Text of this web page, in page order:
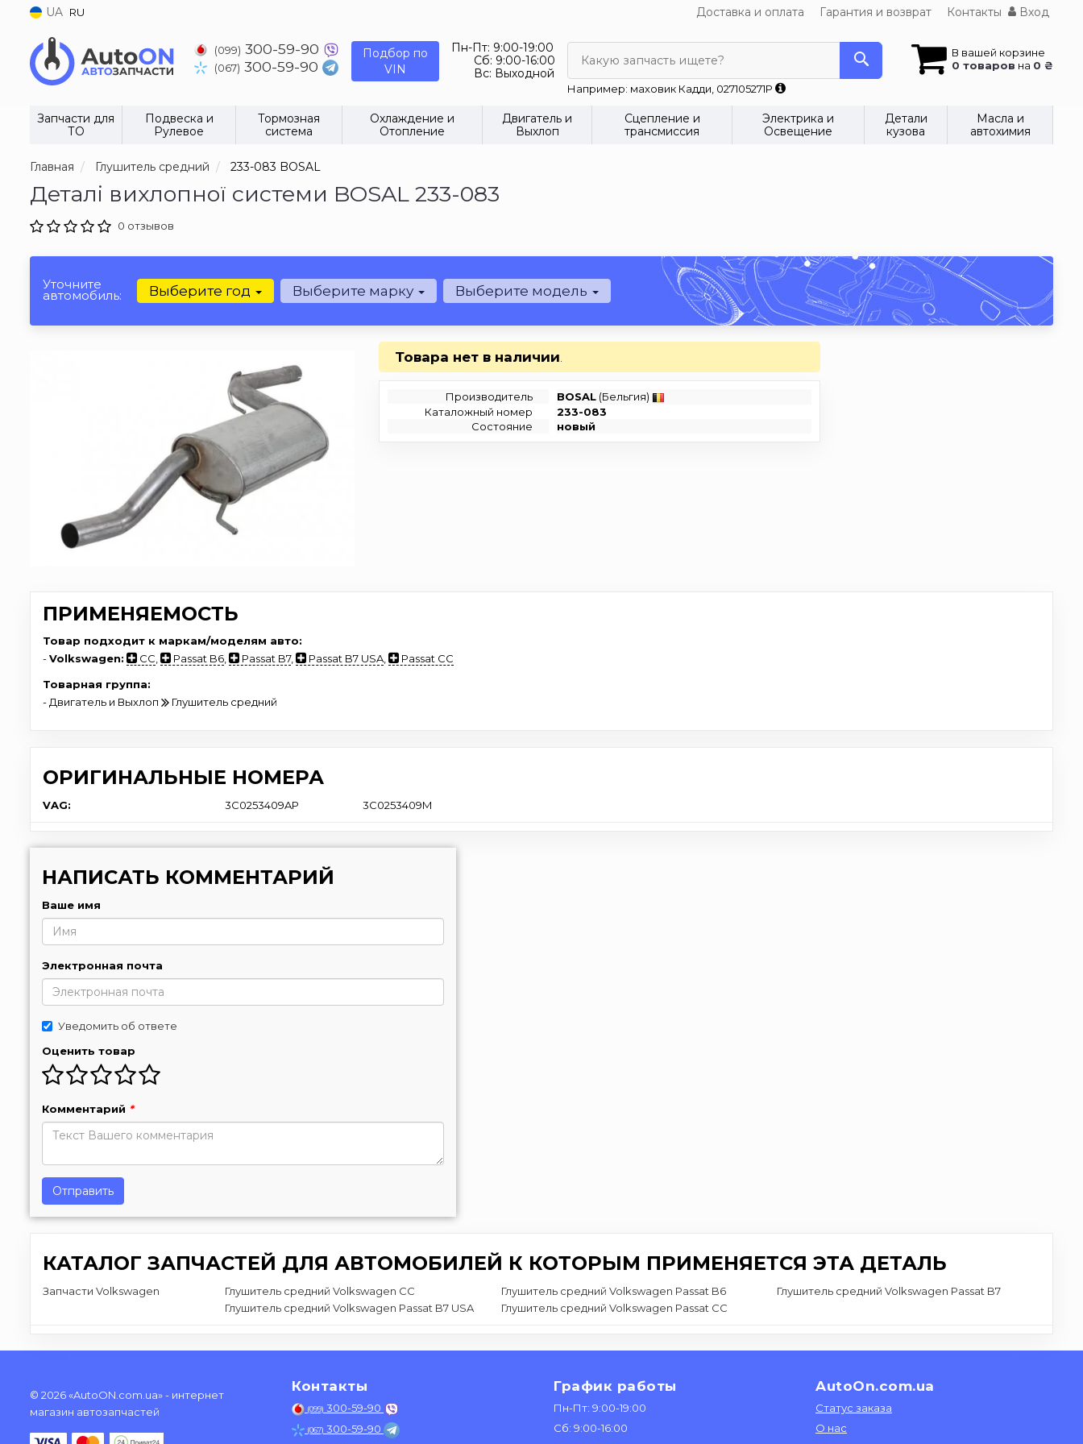
UA RU Доставка и оплата Гарантия и возврат Контакты Вход
(099) 300-59-90
(067) 300-59-90
Подбор по
VIN
Пн-Пт: 9:00-19:00
Сб: 9:00-16:00
Вс: Выходной
В вашей корзине
0 товаров на 0 ₴
Какую запчасть ищете?
Например: маховик Кадди, 027105271P
Запчасти для
ТО
Подвеска и
Рулевое
Тормозная
система
Охлаждение и
Отопление
Двигатель и
Выхлоп
Сцепление и
трансмиссия
Электрика и
Освещение
Детали
кузова
Масла и
автохимия
Главная Глушитель средний 233-083 BOSAL
Деталі вихлопної системи BOSAL 233-083
0 отзывов
Уточните
автомобиль: Выберите год Выберите марку Выберите модель
Товара нет в наличии
Производитель BOSAL (Бельгия)
Каталожный номер
233-083
Состояние
новый
ПРИМЕНЯЕМОСТЬ
Товар подходит к маркам/моделям авто:
-Volkswagen: CC Passat B6 Passat B7, Passat B7 USA
Passat CC
Товарная группа:
- Двигатель и Выхлоп
Глушитель средний
ОРИГИНАЛЬНЫЕ НОМЕРА
VAG: 3C0253409AP 3C0253409M
НАПИСАТЬ КОММЕНТАРИЙ
Ваше имя
Электронная почта
Уведомить об ответе
Оценить товар
Комментарий *
Отправить
КАТАЛОГ ЗАПЧАСТЕЙ ДЛЯ АВТОМОБИЛЕЙ К КОТОРЫМ ПРИМЕНЯЕТСЯ ЭТА ДЕТАЛЬ
Запчасти Volkswagen Глушитель средний Volkswagen CC Глушитель средний Volkswagen Passat B6
Глушитель средний Volkswagen Passat B7
Глушитель средний Volkswagen Passat B7 USA
Глушитель средний Volkswagen Passat CC
© 2026 «AutoON.com.ua» - интернет
магазин автозапчастей
Контакты
(099) 300-59-90
(067) 300-59-90
График работы
Пн-Пт: 9:00-19:00
Сб: 9:00-16:00
AutoOn.com.ua
Статус заказа
О нас